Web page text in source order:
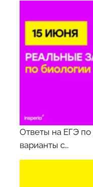
Ответы на ЕГЭ
варианты с…